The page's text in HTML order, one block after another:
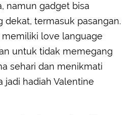
namun gadget bisa
dekat, termasuk pasangan.
love language
untuk tidak memegang
sehari dan menikmati
jadi hadiah Valentine